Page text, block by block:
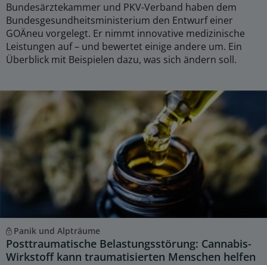
Bundesärztekammer und PKV-Verband haben dem
Bundesgesundheitsministerium den Entwurf einer
GOÄneu vorgelegt. Er nimmt innovative medizinische
Leistungen auf – und bewertet einige andere um. Ein
Überblick mit Beispielen dazu, was sich ändern soll.
Panik und Alpträume
Posttraumatische Belastungsstörung: Cannabis-
Wirkstoff kann traumatisierten Menschen helfen